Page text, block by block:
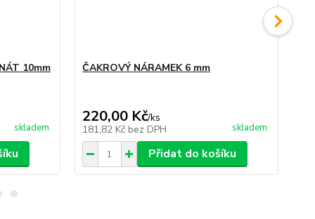
10mm
skladem
ČAKROVÝ NÁRAMEK 6 mm
220,00 Kč/ks
181,82 Kč bez DPH skladem
Přidat do košíku